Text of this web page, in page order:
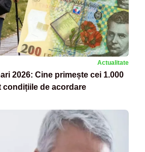
Actualitate
2026: Cine primește cei 1.000
condițiile de acordare